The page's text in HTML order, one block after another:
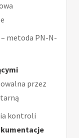
– metoda PN-N-
przez
kontroli